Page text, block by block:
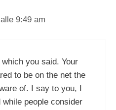
9:49 am
you said. Your
to be on the net the
of. I say to you, I
people consider